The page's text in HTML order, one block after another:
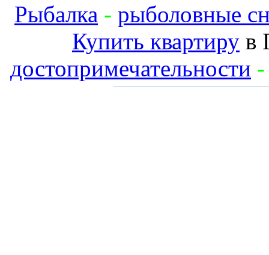
Рыбалка - рыболовные
Купить квартиру в
достопримечательности